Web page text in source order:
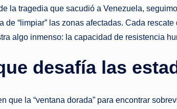
la tragedia que sacudió a Venezuela,
de “limpiar” las zonas afectadas. Cada
algo inmenso: la capacidad de resistencia
desafía las
que la “ventana dorada” para encontrar